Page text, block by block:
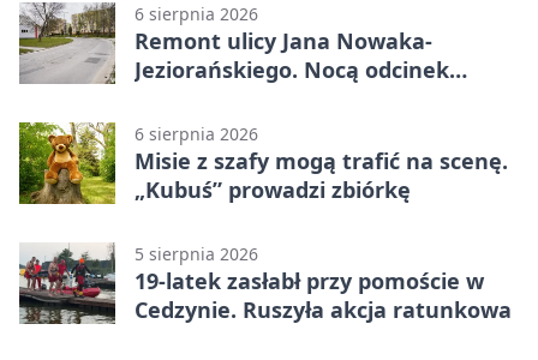
6 sierpnia 2026
Remont ulicy Jana Nowaka-
Jeziorańskiego. Nocą odcinek
6 sierpnia 2026
Misie z szafy mogą trafić na scenę.
„Kubuś” prowadzi zbiórkę
5 sierpnia 2026
19-latek zasłabł przy pomoście w
Cedzynie. Ruszyła akcja ratunkowa